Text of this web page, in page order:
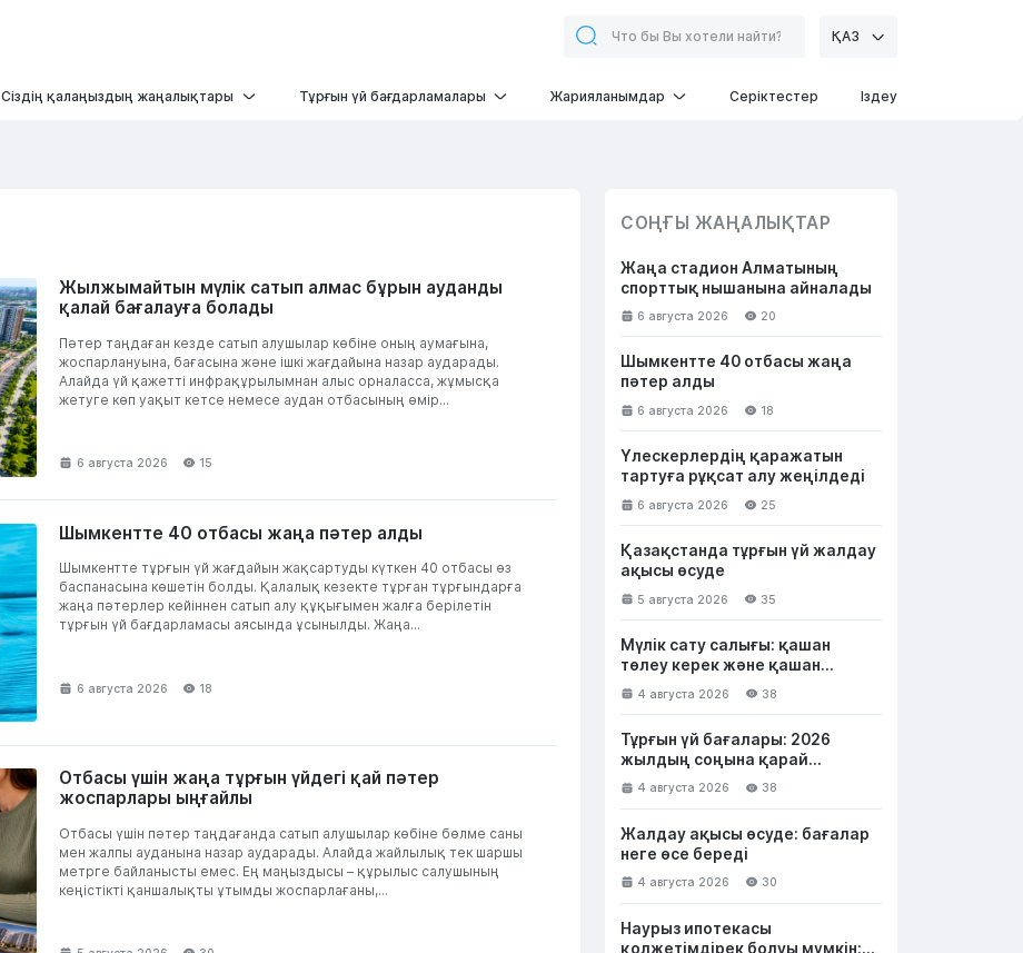
ҚАЗ
Сіздің қалаңыздың жаңалықтары Тұрғын үй бағдарламалары Жарияланымдар Серіктестер Іздеу
Жылжымайтын мүлік сатып алмас бұрын ауданды
қалай бағалауға болады
Пәтер таңдаған кезде сатып алушылар көбіне оның аумағына,
жоспарлануына, бағасына және ішкі жағдайына назар аударады.
Алайда үй қажетті инфрақұрылымнан алыс орналасса, жұмысқа
жетуге көп уақыт кетсе немесе аудан отбасының өмір...
6 августа 2026 15
Шымкентте 40 отбасы жаңа пәтер алды
Шымкентте тұрғын үй жағдайын жақсартуды күткен 40 отбасы өз
баспанасына көшетін болды. Қалалық кезекте тұрған тұрғындарға
жаңа пәтерлер кейіннен сатып алу құқығымен жалға берілетін
тұрғын үй бағдарламасы аясында ұсынылды. Жаңа...
6 августа 2026 18
Отбасы үшін жаңа тұрғын үйдегі қай пәтер
жоспарлары ыңғайлы
Отбасы үшін пәтер таңдағанда сатып алушылар көбіне бөлме саны
мен жалпы ауданына назар аударады. Алайда жайлылық тек шаршы
метрге байланысты емес. Ең маңыздысы – құрылыс салушының
кеңістікті қаншалықты ұтымды жоспарлағаны,...
СОҢҒЫ ЖАҢАЛЫҚТАР
Жаңа стадион Алматының
спорттық нышанына айналады
6 августа 2026 20
Шымкентте 40 отбасы жаңа
пәтер алды
6 августа 2026 18
Үлескерлердің қаражатын
тартуға рұқсат алу жеңілдеді
6 августа 2026 25
Қазақстанда тұрғын үй жалдау
ақысы өсуде
5 августа 2026 35
Мүлік сату салығы: қашан
төлеу керек және қашан
төленбейді
4 августа 2026 38
Тұрғын үй бағалары: 2026
жылдың соңына қарай
қазақстандықтар не күте
алады
4 августа 2026 38
Жалдау ақысы өсуде: бағалар
неге өсе береді
4 августа 2026 30
Наурыз ипотекасы
қолжетімдірек болуы мүмкін: